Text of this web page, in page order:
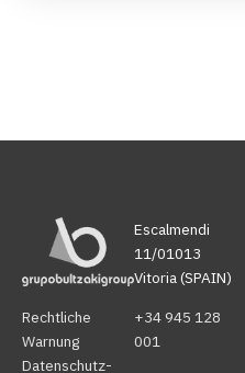
Rechtliche
Warnung
Datenschutz-
Escalmendi
11/01013
Vitoria (SPAIN)
+34 945 128
001